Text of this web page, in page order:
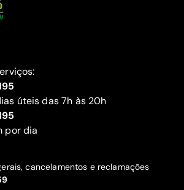
úteis das 7h às 20h
por dia
cancelamentos e reclamações